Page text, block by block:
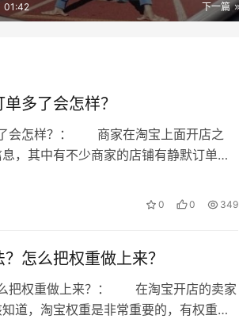
般为50%和100%,具体返还比例以销
的电商也大致分然两个部分，一个是
的入驻条件。
下一篇
01:42
多了会怎样？
会怎样？： 商家在淘宝上面开店之
，其中有不少商家的店铺有静默订单，
0 0 349
怎么把权重做上来？
把权重做上来？： 在淘宝开店的卖家
道，淘宝权重是非常重要的，有权重才